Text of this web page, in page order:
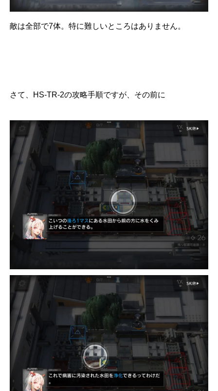
敵は全部で7体。特に難しいところはありません。
さて、HS-TR-2の攻略手順ですが、その前に